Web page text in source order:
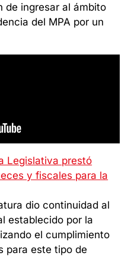
de ingresar al ámbito
del MPA por un
Legislativa prestó
y fiscales para la
dio continuidad al
establecido por la
el cumplimiento
para este tipo de